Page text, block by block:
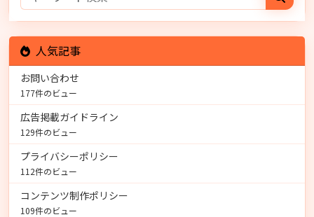
人気記事
お問い合わせ
177件のビュー
広告掲載ガイドライン
129件のビュー
プライバシーポリシー
112件のビュー
コンテンツ制作ポリシー
109件のビュー